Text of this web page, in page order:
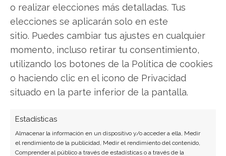
o realizar elecciones más detalladas. Tus
elecciones se aplicarán solo en este
sitio. Puedes cambiar tus ajustes en cualquier
momento, incluso retirar tu consentimiento,
utilizando los botones de la Política de cookies
o haciendo clic en el icono de Privacidad
situado en la parte inferior de la pantalla.
Estadísticas
Almacenar la información en un dispositivo y/o acceder a ella, Medir
el rendimiento de la publicidad, Medir el rendimiento del contenido,
Comprender al público a través de estadísticas o a través de la
SOBRE EL AUTOR
Miguel Ángel Torres Díaz
Periodista de tecnología especializado en
videojuegos, realidad virtual y tendencias de
consumo digital. Más de 10 años cubriendo la